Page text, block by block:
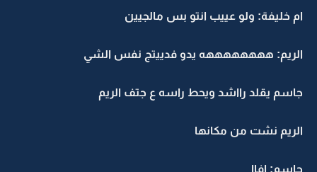
ام خليفة: ولو عييب انتو بس مالجيين
الريم: ههههههههه يدو فدييتج نفس الشي
جاسم يقلد رااشد ويحط راسه ع جتف الريم
الريم نشت من مكانها
جاسم: افاا